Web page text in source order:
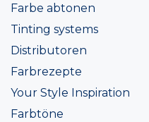
Farbe abtonen
Tinting systems
Distributoren
Farbrezepte
Your Style Inspiration
Farbtöne